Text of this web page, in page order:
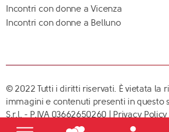
Incontri con donne a Vicenza
Incontri con donne a Belluno
© 2022 Tutti i diritti riservati. È vietata la
immagini e contenuti presenti in questo
S.r.l. - P.IVA 03662650260 | Privacy Policy